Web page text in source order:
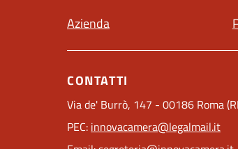
Azienda
CONTATTI
Via de' Burrò, 147 - 00186 Roma
PEC: innovacamera@legalmail.it